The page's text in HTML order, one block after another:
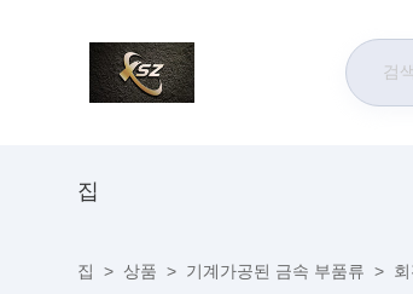
집
집 > 상품 > 기계가공된 금속 부품류 >